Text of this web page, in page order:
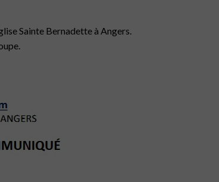
Sainte Bernadette à Angers.